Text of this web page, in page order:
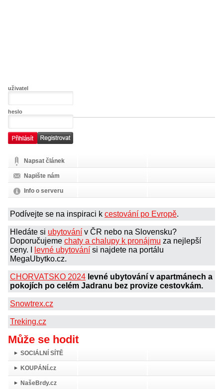
uživatel
heslo
Napsat článek
Napište nám
Info o serveru
Podívejte se na inspiraci k cestování po Evropě.
Hledáte si ubytování v ČR nebo na Slovensku?
Doporučujeme chaty a chalupy k pronájmu za nejlepší
ceny. I
levné ubytování si najdete na portálu
MegaUbytko.cz.
CHORVATSKO 2024 levné ubytování v apartmánech a
pokojích po celém Jadranu bez provize cestovkám.
Snowtrex.cz
Treking.cz
Může se hodit
SOCIÁLNÍ SÍTĚ
KOUPÁNÍ.cz
NašeBrdy.cz